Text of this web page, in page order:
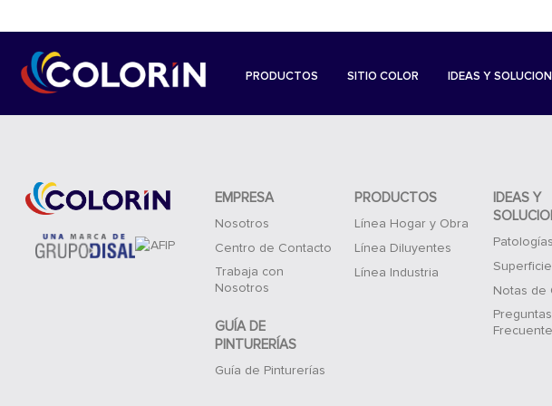
PRODUCTOS SITIO COLOR IDEAS Y
EMPRESA
Nosotros
Centro de Contacto
Trabaja con
Nosotros
GUÍA DE
PINTURERÍAS
Guía de Pinturerías
PRODUCTOS
Línea Hogar y Obra
Línea Diluyentes
Línea Industria
IDEAS Y
Patologías
Notas de
Preguntas